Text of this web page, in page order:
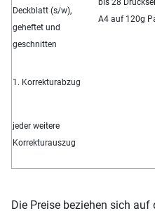
Deckblatt (s/w),
geheftet und
geschnitten
bis 28
A4 auf 120g
1. Korrekturabzug
jeder weitere
Korrekturauszug
Die Preise beziehen sich